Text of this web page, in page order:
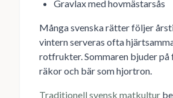
Gravlax med hovmästarsås
Många svenska rätter följer
vintern serveras ofta
rotfrukter. Sommaren bjuder på
räkor och bär som hjortron.
Traditionell svensk matkultur